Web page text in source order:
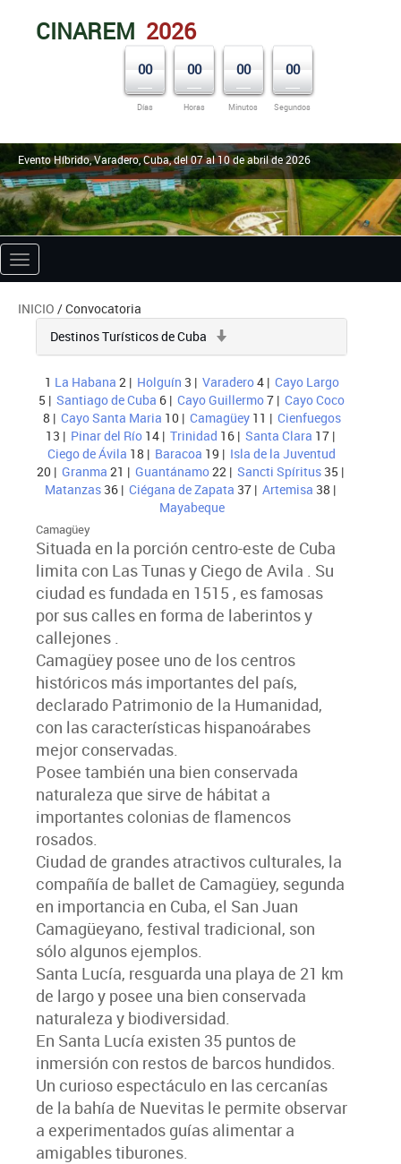
CINAREM 2026
00
Días
00
Horas
00
Minutos
00
Segundos
Evento Híbrido, Varadero, Cuba, del 07 al 10 de abril de 2026
Toggle
navigation
INICIO / Convocatoria
Destinos Turísticos de Cuba
1 La Habana 2 | Holguín 3 | Varadero4 | Cayo Largo
5 | Santiago de Cuba 6 | Cayo Guillermo7 | Cayo Coco
8 | Cayo Santa Maria 10 | Camagüey11 | Cienfuegos
13 | Pinar del Río 14 | Trinidad 16 | Santa Clara 17 |
Ciego de Ávila 18 | Baracoa 19 | Isla de la Juventud
20 | Granma 21 | Guantánamo22 | Sancti Spíritus 35 |
Matanzas 36 | Ciégana de Zapata 37 | Artemisa 38 |
Mayabeque
Camagüey
Situada en la porción centro-este de Cuba
limita con Las Tunas y Ciego de Avila . Su
ciudad es fundada en 1515 , es famosas
por sus calles en forma de laberintos y
callejones .
Camagüey posee uno de los centros
históricos más importantes del país,
declarado Patrimonio de la Humanidad,
con las características hispanoárabes
mejor conservadas.
Posee también una bien conservada
naturaleza que sirve de hábitat a
importantes colonias de flamencos
rosados.
Ciudad de grandes atractivos culturales, la
compañía de ballet de Camagüey, segunda
en importancia en Cuba, el San Juan
Camagüeyano, festival tradicional, son
sólo algunos ejemplos.
Santa Lucía, resguarda una playa de 21 km
de largo y posee una bien conservada
naturaleza y biodiversidad.
En Santa Lucía existen 35 puntos de
inmersión con restos de barcos hundidos.
Un curioso espectáculo en las cercanías
de la bahía de Nuevitas le permite observar
a experimentados guías alimentar a
amigables tiburones.